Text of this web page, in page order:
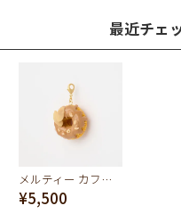
最近チェ
メルティー カフェモカ ドーナッツ チャーム
¥5,500